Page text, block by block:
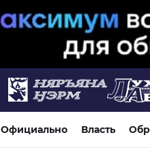
Официально Власть